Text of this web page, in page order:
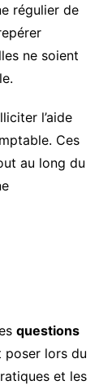
régulier de
ne soient
l’aide
Ces
au long du
questions
poser lors du
et les